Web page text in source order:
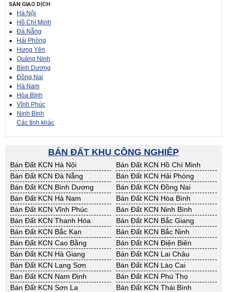
SÀN GIAO DỊCH
Hà Nội
Hồ Chí Minh
Đà Nẵng
Hải Phòng
Hưng Yên
Quảng Ninh
Bình Dương
Đồng Nai
Hà Nam
Hòa Bình
Vĩnh Phúc
Ninh Bình
Các tỉnh khác
BÁN ĐẤT KHU CÔNG NGHIỆP
Bán Đất KCN Hà Nội
Bán Đất KCN Hồ Chí Minh
Bán Đất KCN Đà Nẵng
Bán Đất KCN Hải Phòng
Bán Đất KCN Bình Dương
Bán Đất KCN Đồng Nai
Bán Đất KCN Hà Nam
Bán Đất KCN Hòa Bình
Bán Đất KCN Vĩnh Phúc
Bán Đất KCN Ninh Bình
Bán Đất KCN Thanh Hóa
Bán Đất KCN Bắc Giang
Bán Đất KCN Bắc Kạn
Bán Đất KCN Bắc Ninh
Bán Đất KCN Cao Bằng
Bán Đất KCN Điện Biên
Bán Đất KCN Hà Giang
Bán Đất KCN Lai Châu
Bán Đất KCN Lạng Sơn
Bán Đất KCN Lào Cai
Bán Đất KCN Nam Định
Bán Đất KCN Phú Thọ
Bán Đất KCN Sơn La
Bán Đất KCN Thái Bình